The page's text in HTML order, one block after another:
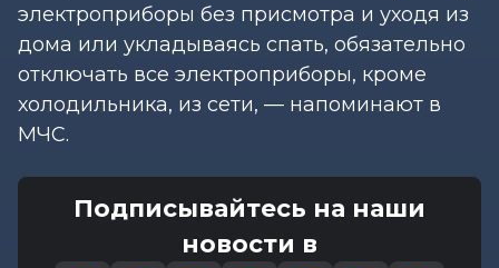
электроприборы без присмотра и уходя из
дома или укладываясь спать, обязательно
отключать все электроприборы, кроме
холодильника, из сети, — напоминают в
МЧС.
Подписывайтесь на наши
новости в